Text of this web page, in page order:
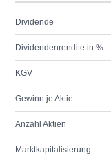
Dividende
Dividendenrendite in %
KGV
Gewinn je Aktie
Anzahl Aktien
Marktkapitalisierung